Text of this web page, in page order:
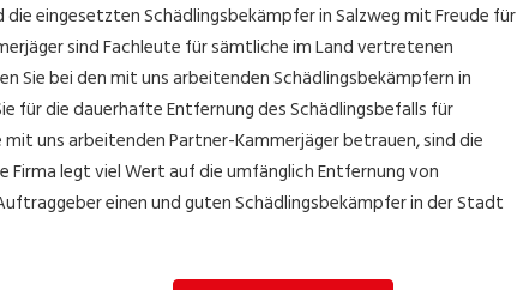
eingesetzten Schädlingsbekämpfer in Salzweg mit Freude für
sind Fachleute für sämtliche im Land vertretenen
Sie bei den mit uns arbeitenden Schädlingsbekämpfern in
für die dauerhafte Entfernung des Schädlingsbefalls für
mit uns arbeitenden Partner-Kammerjäger betrauen, sind die
Firma legt viel Wert auf die umfänglich Entfernung von
einen und guten Schädlingsbekämpfer in der Stadt